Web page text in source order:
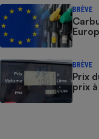
BRÈVE
BRÈVE
Prix
prix